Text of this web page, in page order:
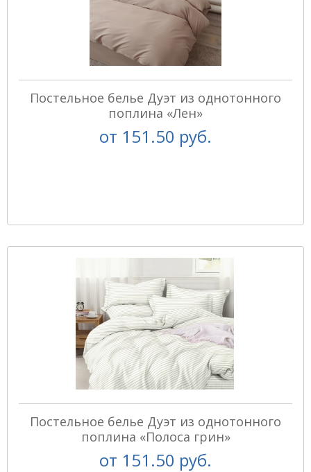
Постельное белье Дуэт из однотонного
поплина «Лен»
от 151.50 руб.
Постельное белье Дуэт из однотонного
поплина «Полоса грин»
от 151.50 руб.